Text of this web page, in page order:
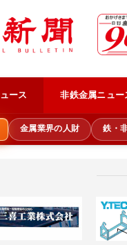
ース 非鉄金属ニュー
金属業界の人財 鉄・